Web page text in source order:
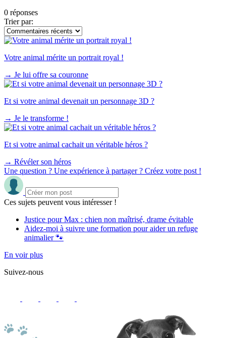
0 réponses
Trier par:
Votre animal mérite un portrait royal !
→ Je lui offre sa couronne
Et si votre animal devenait un personnage 3D ?
→ Je le transforme !
Et si votre animal cachait un véritable héros ?
→ Révéler son héros
Une question ? Une expérience à partager ? Créez votre post !
Ces sujets peuvent vous intéresser !
Justice pour Max : chien non maîtrisé, drame évitable
Aidez-moi à suivre une formation pour aider un refuge
animalier 🐾
En voir plus
Suivez-nous